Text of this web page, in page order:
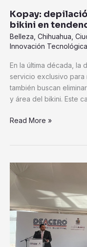
Kopay:
bikini en
Belleza Chihuahua
Innovación Tecnológica
En la última década, la
servicio exclusivo para
también buscan
y área del bikini. Este
Read More »
Inaugura
DEACERO
planta
de
reciclaje
en